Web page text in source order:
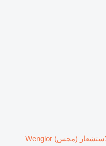
أداة الاستشعار (مجس) Wenglor